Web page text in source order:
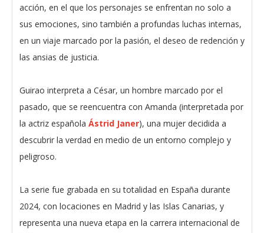
acción, en el que los personajes se enfrentan no solo a
sus emociones, sino también a profundas luchas internas,
en un viaje marcado por la pasión, el deseo de redención y
las ansias de justicia.
Guirao interpreta a César, un hombre marcado por el
pasado, que se reencuentra con Amanda (interpretada por
la actriz española Ástrid Janer), una mujer decidida a
descubrir la verdad en medio de un entorno complejo y
peligroso.
La serie fue grabada en su totalidad en España durante
2024, con locaciones en Madrid y las Islas Canarias, y
representa una nueva etapa en la carrera internacional de